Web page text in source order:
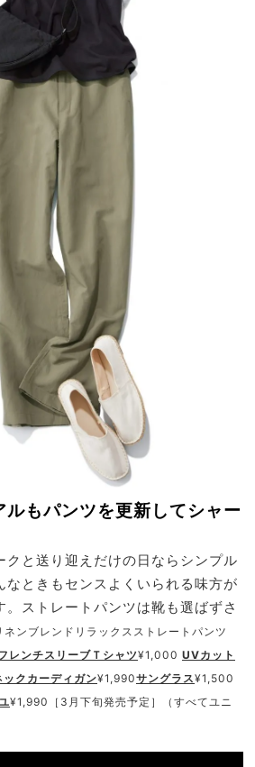
ルもパンツを更新してシャー
クと送り迎えだけの日ならシンプル
なときもセンスよくいられる味方が
。ストレートパンツは靴も選ばずさ
ネンブレンドリラックスストレートパンツ
レンチスリーブＴシャツ¥1,000 UVカット
クカーディガン¥1,990サングラス¥1,500
¥1,990［3月下旬発売予定］（すべてユニ